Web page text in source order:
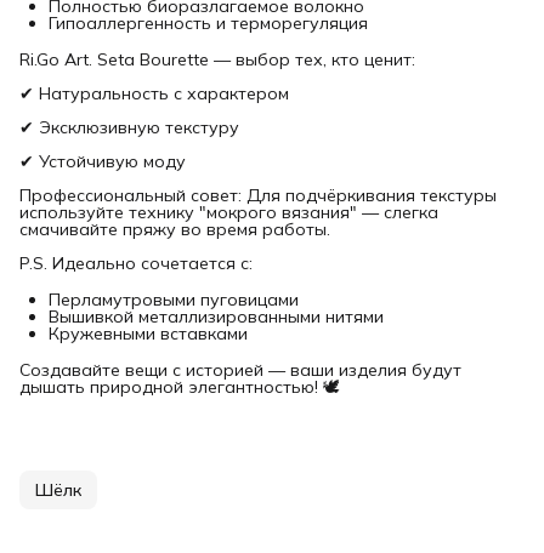
Полностью биоразлагаемое волокно
Гипоаллергенность и терморегуляция
Ri.Go Art. Seta Bourette — выбор тех, кто ценит:
✔ Натуральность с характером
✔ Эксклюзивную текстуру
✔ Устойчивую моду
Профессиональный совет: Для подчёркивания текстуры
используйте технику "мокрого вязания" — слегка
смачивайте пряжу во время работы.
P.S. Идеально сочетается с:
Перламутровыми пуговицами
Вышивкой металлизированными нитями
Кружевными вставками
Создавайте вещи с историей — ваши изделия будут
дышать природной элегантностью! 🕊️
Шёлк